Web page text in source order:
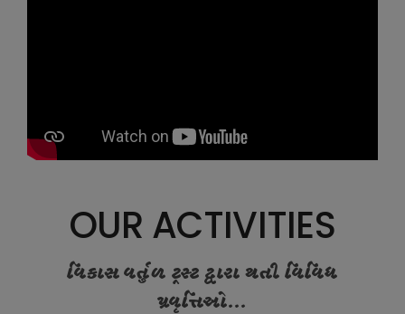
OUR ACTIVITIES
વિકાસ વર્તુળ ટ્રસ્ટ દ્વારા થતી વિવિધ
પ્રવૃત્તિઓ...